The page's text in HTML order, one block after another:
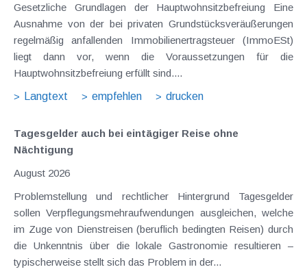
Gesetzliche Grundlagen der Hauptwohnsitzbefreiung Eine
Ausnahme von der bei privaten Grundstücksveräußerungen
regelmäßig anfallenden Immobilienertragsteuer (ImmoESt)
liegt dann vor, wenn die Voraussetzungen für die
Hauptwohnsitzbefreiung erfüllt sind....
Langtext
empfehlen drucken
Tagesgelder auch bei eintägiger Reise ohne
Nächtigung
August 2026
Problemstellung und rechtlicher Hintergrund Tagesgelder
sollen Verpflegungsmehraufwendungen ausgleichen, welche
im Zuge von Dienstreisen (beruflich bedingten Reisen) durch
die Unkenntnis über die lokale Gastronomie resultieren –
typischerweise stellt sich das Problem in der...